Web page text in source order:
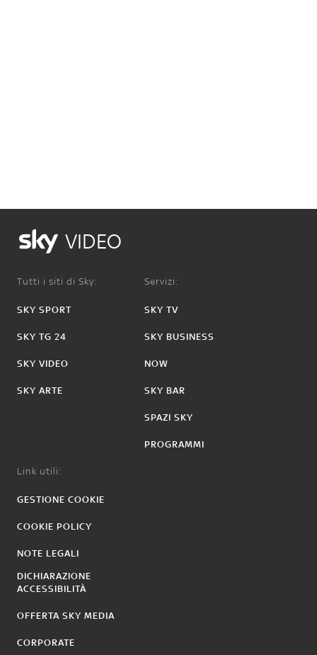
VIDEO
Tutti i siti di Sky:
SKY SPORT
SKY TG 24
SKY VIDEO
SKY ARTE
Servizi:
SKY TV
SKY BUSINESS
NOW
SKY BAR
SPAZI SKY
PROGRAMMI
Link utili:
GESTIONE COOKIE
COOKIE POLICY
NOTE LEGALI
DICHIARAZIONE
ACCESSIBILITÀ
OFFERTA SKY MEDIA
CORPORATE